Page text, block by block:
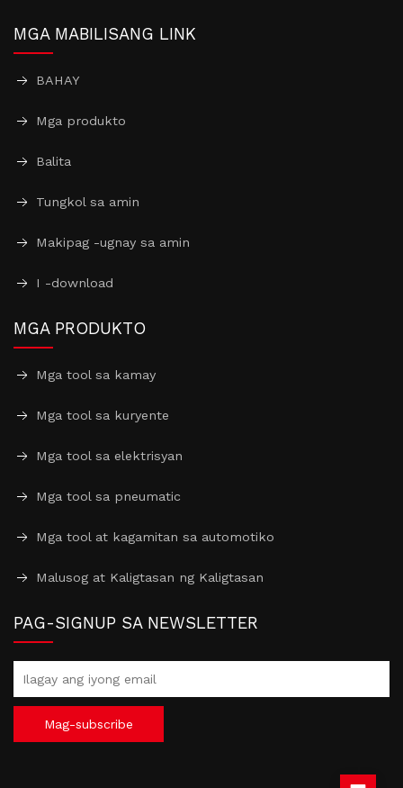
MGA MABILISANG LINK
BAHAY
Mga produkto
Balita
Tungkol sa amin
Makipag -ugnay sa amin
I -download
MGA PRODUKTO
Mga tool sa kamay
Mga tool sa kuryente
Mga tool sa elektrisyan
Mga tool sa pneumatic
Mga tool at kagamitan sa automotiko
Malusog at Kaligtasan ng Kaligtasan
PAG-SIGNUP SA NEWSLETTER
Mag-subscribe